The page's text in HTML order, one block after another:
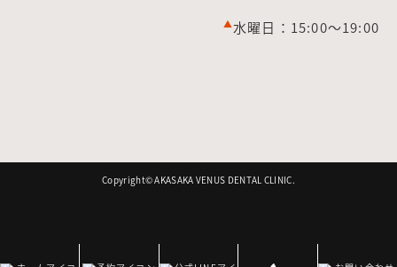
▲水曜日：15:00～19:00
Copyright©︎ AKASAKA VENUS DENTAL CLINIC.